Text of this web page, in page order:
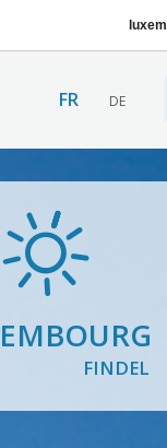
FR DE
FINDEL